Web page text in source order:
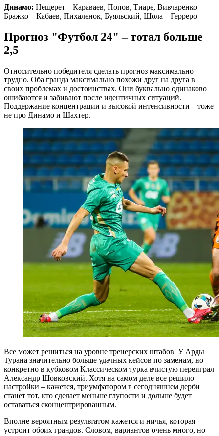
Динамо: Нещерет – Караваев, Попов, Тиаре, Вивчаренко –
Бражко – Кабаев, Пихаленок, Буяльский, Шола – Герреро
Прогноз "Футбол 24" – тотал больше
2,5
Относительно победителя сделать прогноз максимально
трудно. Оба гранда максимально похожи друг на друга в
своих проблемах и достоинствах. Они буквально одинаково
ошибаются и забивают после идентичных ситуаций.
Поддержание концентрации и высокой интенсивности – тоже
не про Динамо и Шахтер.
Все может решиться на уровне тренерских штабов. У Арды
Турана значительно больше удачных кейсов по заменам, но
конкретно в кубковом Классическом турка вчистую переиграл
Александр Шовковский. Хотя на самом деле все решило
настройки – кажется, триумфатором в сегодняшнем дерби
станет тот, кто сделает меньше глупости и дольше будет
оставаться сконцентрированным.
Вполне вероятным результатом кажется и ничья, которая
устроит обоих грандов. Словом, вариантов очень много, но